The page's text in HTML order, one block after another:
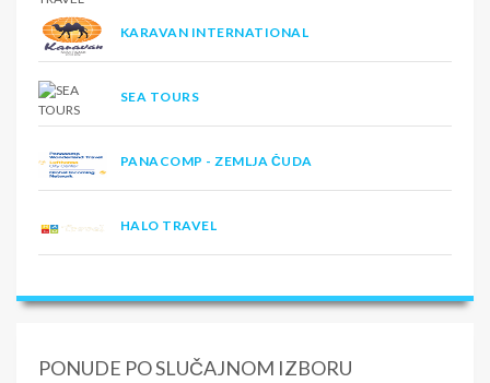
KARAVAN INTERNATIONAL
SEA TOURS
PANACOMP - ZEMLJA ČUDA
HALO TRAVEL
PONUDE PO SLUČAJNOM IZBORU